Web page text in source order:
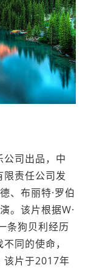
公司出品，中
责任公司发
、布丽特·罗伯
。该片根据W·
条狗贝利经历
同的使命，
该片于2017年